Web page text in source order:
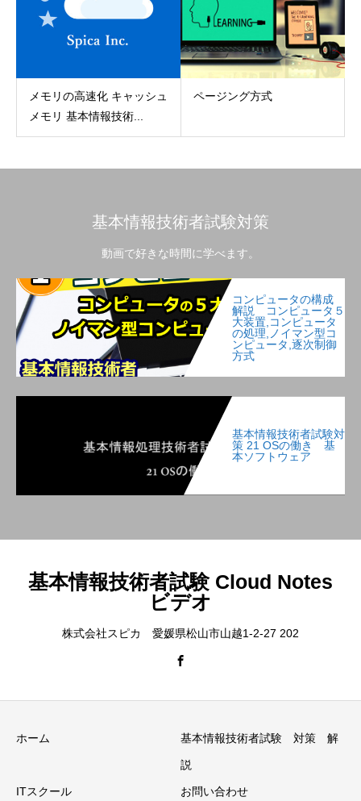
メモリの高速化 キャッシュ
メモリ 基本情報技術...
ページング方式
基本情報技術者試験対策
動画で好きな時間に学べます。
コンピュータの構成
解説 コンピュータ５
大装置,コンピュータ
の処理,ノイマン型コ
ンピュータ,逐次制御
方式
基本情報技術者試験対
策 21 OSの働き 基
本ソフトウェア
基本情報技術者試験 Cloud Notes
ビデオ
株式会社スピカ 愛媛県松山市山越1-2-27 202
ホーム 基本情報技術者試験 対策 解
説
ITスクール お問い合わせ